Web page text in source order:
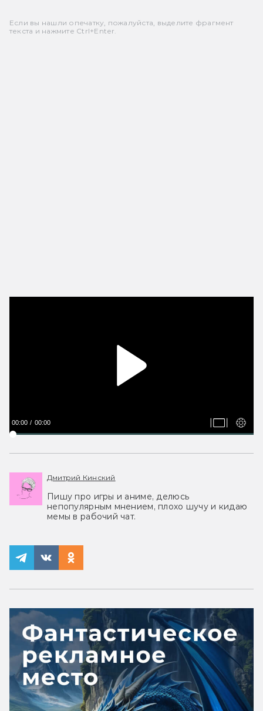
Если вы нашли опечатку, пожалуйста, выделите фрагмент
текста и нажмите Ctrl+Enter.
00:00 00:00
Дмитрий Кинский
Пишу про игры и аниме, делюсь
непопулярным мнением, плохо шучу и кидаю
мемы в рабочий чат.